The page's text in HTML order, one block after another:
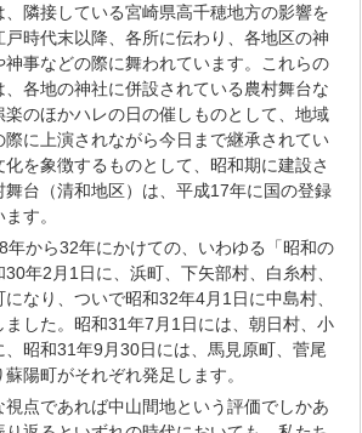
隣接している宮崎県高千穂地方の影響を
時代末以降、各所に伝わり、各地区の神
事などの際に舞われています。これらの
、各地の神社に併設されている農村舞台な
楽のほかハレの日の催しものとして、地域
に上演されながら今日まで継承されてい
化を象徴するものとして、昭和期に建設さ
台（清和地区）は、平成17年に国の登録
す。
から32年にかけての、いわゆる「昭和の
年2月1日に、浜町、下矢部村、白糸村、
なり、ついで昭和32年4月1日に中島村、
した。昭和31年7月1日には、朝日村、小
昭和31年9月30日には、馬見原町、菅尾
陽町がそれぞれ発足します。
点であれば中山間地という評価でしかあ